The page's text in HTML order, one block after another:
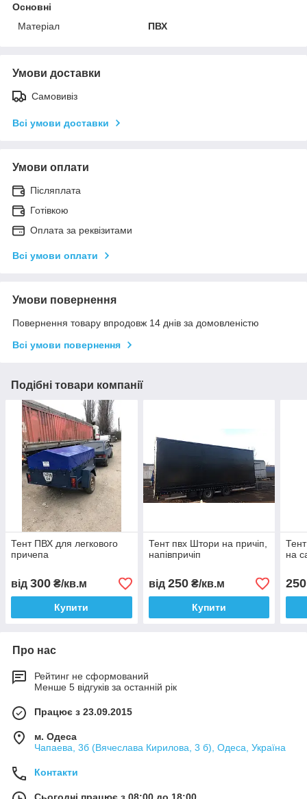
Основні
Матеріал
ПВХ
Умови доставки
Самовивіз
Всі умови доставки
Умови оплати
Післяплата
Готівкою
Оплата за реквізитами
Всі умови оплати
Умови повернення
Повернення товару впродовж 14 днів за домовленістю
Всі умови повернення
Подібні товари компанії
Тент ПВХ для легкового
причепа
від 300 ₴/кв.м
Купити
Тент пвх Штори на причіп,
напівпричіп
від 250₴/кв.м
Купити
на
250
Про нас
Рейтинг не сформований
Менше 5 відгуків за останній рік
Працює з 23.09.2015
м. Одеса
Чапаева, 3б (Вячеслава Кирилова, 3 б), Одеса, Україна
Контакти